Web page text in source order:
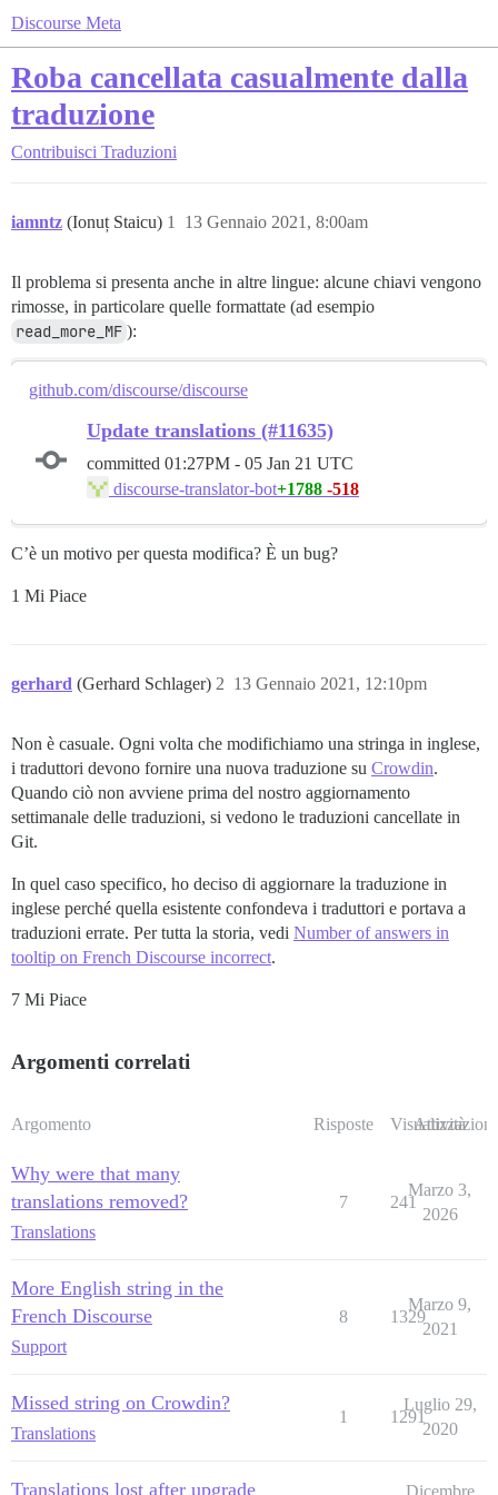
Discourse Meta
Roba cancellata casualmente dalla
traduzione
Contribuisci Traduzioni
iamntz (Ionuț Staicu) 13 Gennaio 2021, 8:00am
1
Il problema si presenta anche in altre lingue: alcune chiavi vengono
rimosse, in particolare quelle formattate (ad esempio
read_more_MF ):
github.com/discourse/discourse
Update translations (#11635)
committed 01:27PM - 05 Jan 21 UTC
discourse-translator-bot+1788 -518
C’è un motivo per questa modifica? È un bug?
1 Mi Piace
gerhard (Gerhard Schlager) 13 Gennaio 2021, 12:10pm
2
Non è casuale. Ogni volta che modifichiamo una stringa in inglese,
i traduttori devono fornire una nuova traduzione su Crowdin.
Quando ciò non avviene prima del nostro aggiornamento
settimanale delle traduzioni, si vedono le traduzioni cancellate in
Git.
In quel caso specifico, ho deciso di aggiornare la traduzione in
inglese perché quella esistente confondeva i traduttori e portava a
traduzioni errate. Per tutta la storia, vedi Number of answers in
tooltip on French Discourse incorrect.
7 Mi Piace
Argomenti correlati
Argomento Risposte Visualizzazioni
Attività
Why were that many
translations removed?
Translations
7 241
Marzo 3,
2026
More English string in the
French Discourse
Support
8 1329
Marzo 9,
2021
Missed string on Crowdin?
Translations
1 1291
Luglio 29,
2020
Translations lost after upgrade Dicembre